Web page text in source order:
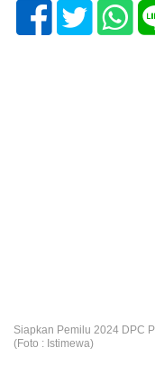
Siapkan Pemilu 2024 DPC
(Foto : Istimewa)